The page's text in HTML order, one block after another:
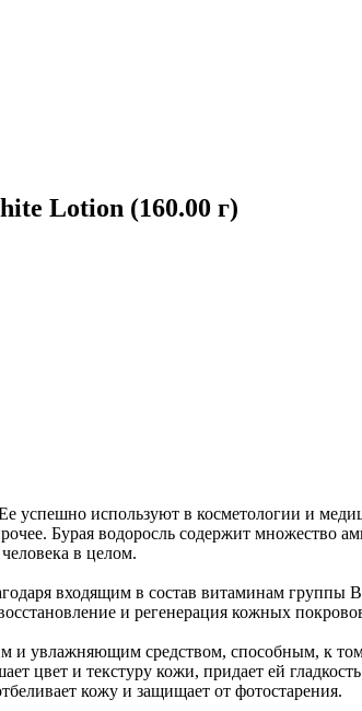
Lotion (160.00 г)
успешно используют в косметологии и
Бурая водоросль содержит множество
в целом.
входящим в состав витаминам
и регенерация кожных
и увлажняющим средством, способным, к
цвет и текстуру кожи, придает ей
кожу и защищает от фотостарения.